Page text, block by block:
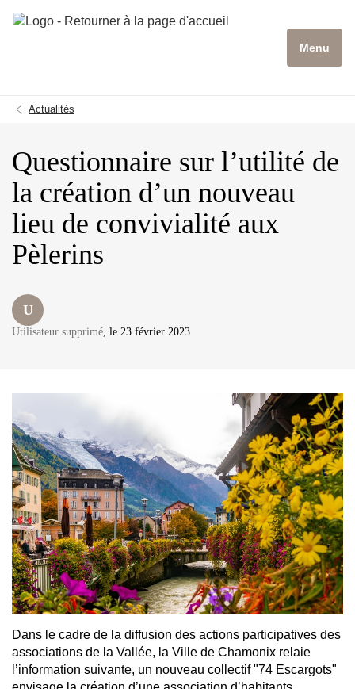
Menu
Actualités
Questionnaire sur l’utilité de
la création d’un nouveau
lieu de convivialité aux
Pèlerins
U
Utilisateur supprimé, le 23 février 2023
Dans le cadre de la diffusion des actions participatives des
associations de la Vallée, la Ville de Chamonix relaie
l’information suivante, un nouveau collectif "74 Escargots"